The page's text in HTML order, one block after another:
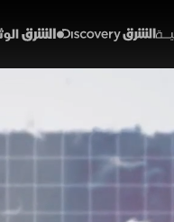
العراق..
سياسة
يتحدث عن الخدعة التي
وسط دمار نيويورك
فيتم استبدال أسامة